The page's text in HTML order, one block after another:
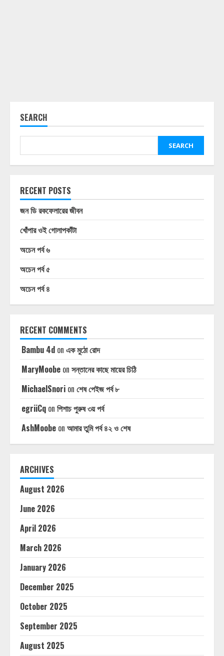
SEARCH
SEARCH
RECENT POSTS
জন ডি রকফেলারের জীবন
খোঁপার ওই গোলাপকাঁটা
অচেন পর্ব ৬
অচেন পর্ব ৫
অচেন পর্ব ৪
RECENT COMMENTS
Bambu 4d on এক মুঠো রোদ
MaryMoobe on সন্তানের কাছে মায়ের চিঠি
MichaelSnori on শেষ পেইজ পর্ব ৮
egriiCq on পিশাচ পুরুষ ৩য় পর্ব
AshMoobe on আমার তুমি পর্ব ৪২ ও শেষ
ARCHIVES
August 2026
June 2026
April 2026
March 2026
January 2026
December 2025
October 2025
September 2025
August 2025